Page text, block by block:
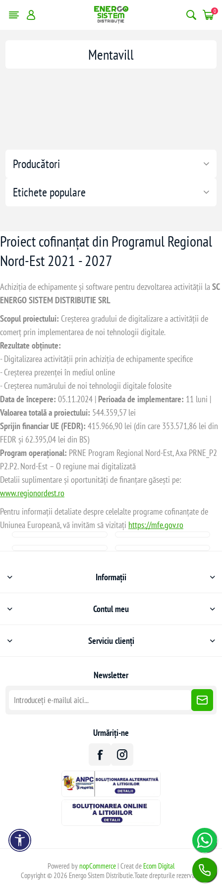
0
Producători
Etichete populare
Mentavill
Proiect cofinanțat din Programul Regional
Nord-Est 2021 - 2027
Achiziția de echipamente și software pentru dezvoltarea activității laSC
ENERGO SISTEM DISTRIBUTIE SRL
Scopul proiectului: Creșterea gradului de digitalizare a activității de
comerț prin implementarea de noi tehnologii digitale.
Rezultate obținute:
- Digitalizarea activității prin achiziția de echipamente specifice
- Creșterea prezenței în mediul online
- Creșterea numărului de noi tehnologii digitale folosite
Data de începere: 05.11.2024 | Perioada de implementare: 11 luni |
Valoarea totală a proiectului: 544.359,57 lei
Sprijin financiar UE (FEDR): 415.966,90 lei (din care 353.571,86 lei din
FEDR și 62.395,04 lei din BS)
Program operațional: PRNE Program Regional Nord-Est, Axa PRNE_P2
P2.P2. Nord-Est – O regiune mai digitalizată
Detalii suplimentare și oportunități de finanțare găsești pe:
www.regionordest.ro
Pentru informații detaliate despre celelalte programe cofinanțate de
Uniunea Europeană, vă invităm să vizitați https://mfe.gov.ro
Informații
Contul meu
Serviciu clienți
Newsletter
Urmăriți-ne
Powered bynopCommerce| Creat de Ecom Digital
Copyright © 2026 Energo Sistem Distributie.Toate drepturile rezervate.